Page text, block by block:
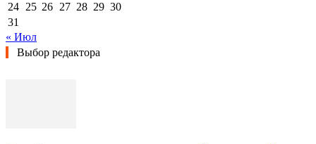
24 25 26 27 28 29 30
31
« Июл
Выбор редактора